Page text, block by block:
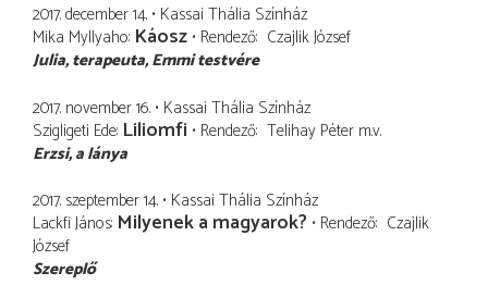
2017. december 14. Kassai Thália Színház
Mika Myllyaho Káosz Rendező Czajlik József
Julia terapeuta, Emmi testvére
2017. november 16. Kassai Thália Színház
Szigligeti Ede Liliomfi Rendező Telihay Péter m.v.
Erzsi a lánya
2017. szeptember 14. Kassai Thália Színház
Lackfi János Milyenek a magyarok? Rendező Czajlik
József
Szereplő